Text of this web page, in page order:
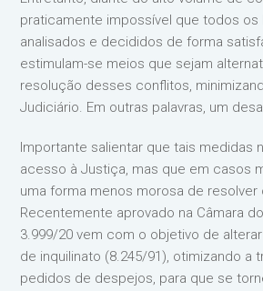
praticamente impossível que todos os
analisados e decididos de forma
estimulam-se meios que sejam
resolução desses conflitos,
Judiciário. Em outras palavras, um
Importante salientar que tais medidas
acesso à Justiça, mas que em casos
uma forma menos morosa de resolver
Recentemente aprovado na Câmara
3.999/20 vem com o objetivo de
de inquilinato (8.245/91), otimizando a
pedidos de despejos, para que se